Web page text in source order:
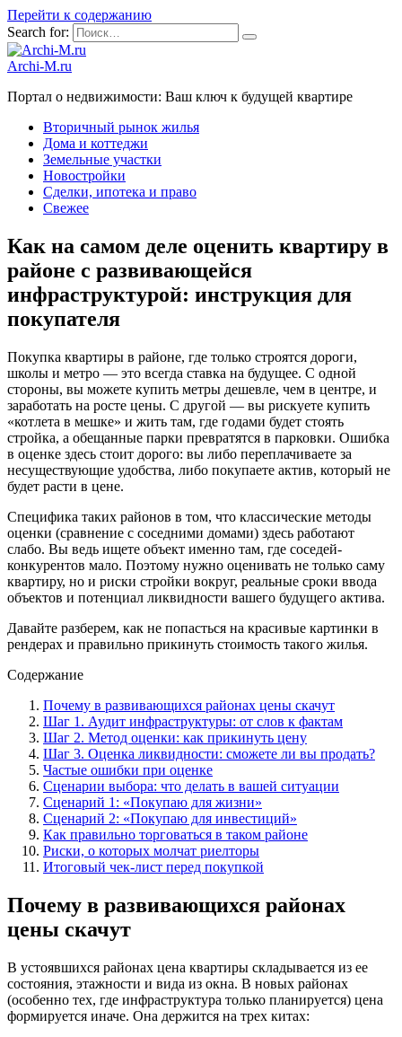
Перейти к содержанию
Search for:
Archi-M.ru
Портал о недвижимости: Ваш ключ к будущей квартире
Вторичный рынок жилья
Дома и коттеджи
Земельные участки
Новостройки
Сделки, ипотека и право
Свежее
Как на самом деле оценить квартиру в
районе с развивающейся
инфраструктурой: инструкция для
покупателя
Покупка квартиры в районе, где только строятся дороги,
школы и метро — это всегда ставка на будущее. С одной
стороны, вы можете купить метры дешевле, чем в центре, и
заработать на росте цены. С другой — вы рискуете купить
«котлета в мешке» и жить там, где годами будет стоять
стройка, а обещанные парки превратятся в парковки. Ошибка
в оценке здесь стоит дорого: вы либо переплачиваете за
несуществующие удобства, либо покупаете актив, который не
будет расти в цене.
Специфика таких районов в том, что классические методы
оценки (сравнение с соседними домами) здесь работают
слабо. Вы ведь ищете объект именно там, где соседей-
конкурентов мало. Поэтому нужно оценивать не только саму
квартиру, но и риски стройки вокруг, реальные сроки ввода
объектов и потенциал ликвидности вашего будущего актива.
Давайте разберем, как не попасться на красивые картинки в
рендерах и правильно прикинуть стоимость такого жилья.
Содержание
Почему в развивающихся районах цены скачут
Шаг 1. Аудит инфраструктуры: от слов к фактам
Шаг 2. Метод оценки: как прикинуть цену
Шаг 3. Оценка ликвидности: сможете ли вы продать?
Частые ошибки при оценке
Сценарии выбора: что делать в вашей ситуации
Сценарий 1: «Покупаю для жизни»
Сценарий 2: «Покупаю для инвестиций»
Как правильно торговаться в таком районе
Риски, о которых молчат риелторы
Итоговый чек-лист перед покупкой
Почему в развивающихся районах
цены скачут
В устоявшихся районах цена квартиры складывается из ее
состояния, этажности и вида из окна. В новых районах
(особенно тех, где инфраструктура только планируется) цена
формируется иначе. Она держится на трех китах: